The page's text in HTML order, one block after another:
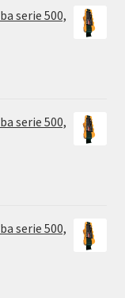
serie 500,
serie 500,
serie 500,